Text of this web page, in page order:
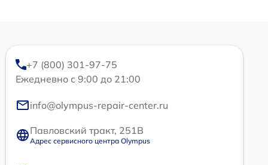
+7 (800) 301-97-75
Ежедневно с 9:00 до 21:00
info@olympus-repair-center.ru
Павловский тракт, 251В
Адрес сервисного центра Olympus